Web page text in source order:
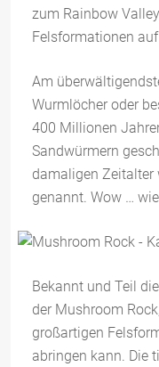
zum Rainbow
Felsformationen
Am
Wurmlöcher oder
400 Millionen
Sandwürmern
damaligen Zeitalter
genannt. Wow …
Bekannt und Teil
der Mushroom
großartigen
abringen kann. Die